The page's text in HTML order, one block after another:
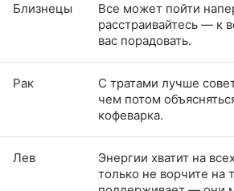
Близнецы
Все может пойти
расстраивайтесь — к
вас порадовать.
Рак
С тратами лучше
чем потом
кофеварка.
Лев
Энергии хватит на
только не ворчите на